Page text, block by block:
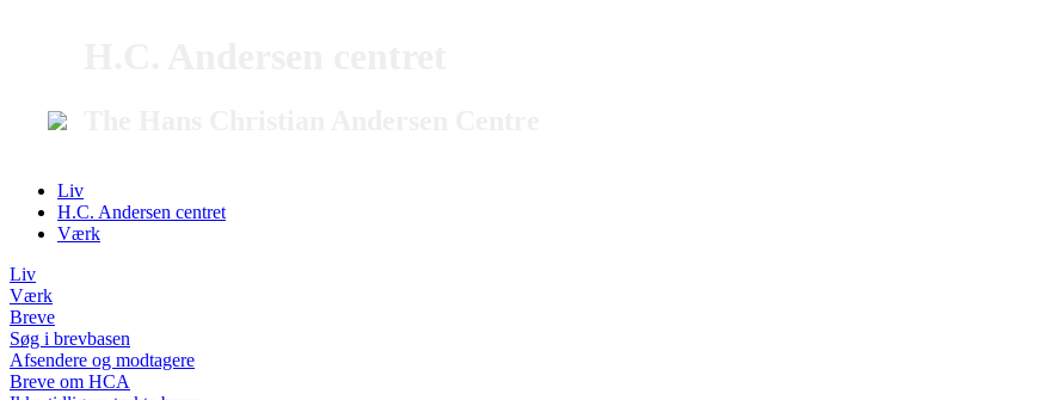
Liv
H.C. Andersen centret
Værk
Liv
Værk
Breve
Søg i brevbasen
Afsendere og modtagere
Breve om HCA